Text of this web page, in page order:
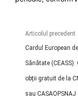
Articolul precedent
Cardul European de
Sănătate (CEASS):
obții gratuit de la
sau CASAOPSNAJ